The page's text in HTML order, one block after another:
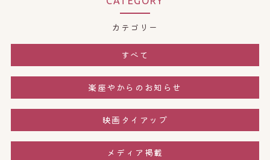
カテゴリー
すべて
楽座やからのお知らせ
映画タイアップ
メディア掲載